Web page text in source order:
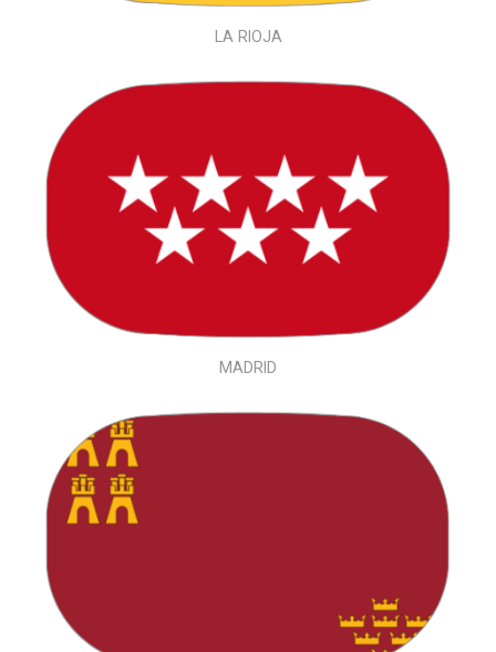
LA RIOJA
MADRID